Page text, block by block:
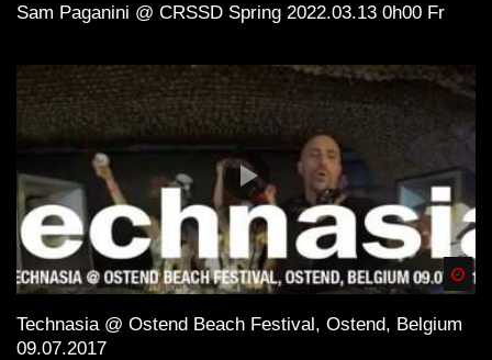
Sam Paganini @ CRSSD Spring 2022.03.13 0h00 Fr
Technasia @ Ostend Beach Festival, Ostend, Belgium
09.07.2017